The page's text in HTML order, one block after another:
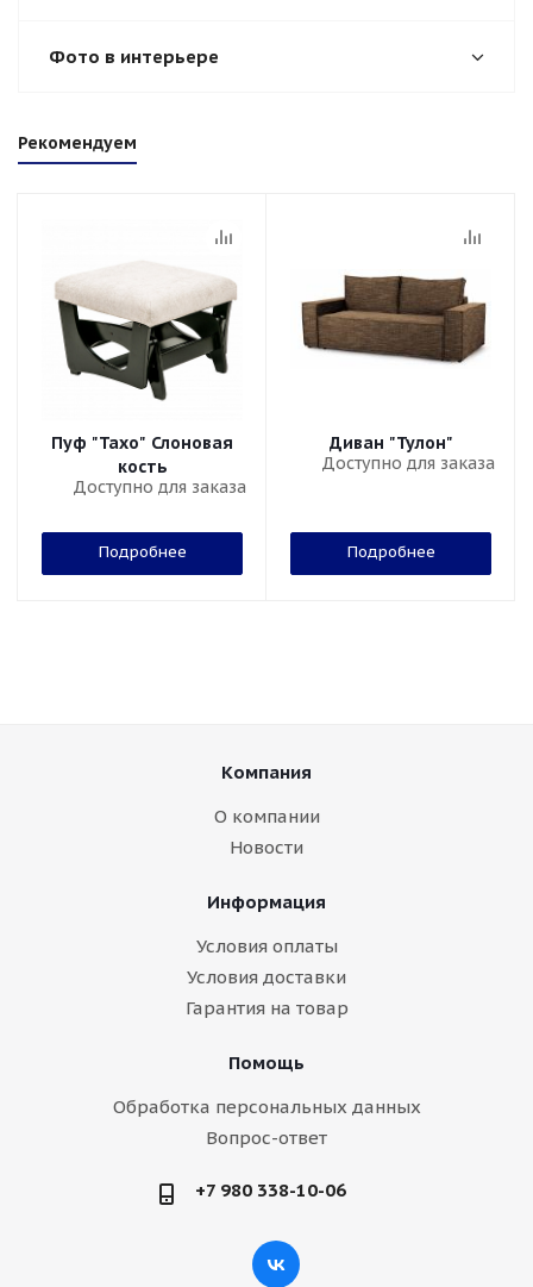
Фото в интерьере
Рекомендуем
Пуф "Тахо" Слоновая
кость
Доступно для заказа
Подробнее
Диван "Тулон"
Доступно для заказа
Подробнее
Компания
О компании
Новости
Информация
Условия оплаты
Условия доставки
Гарантия на товар
Помощь
Обработка персональных данных
Вопрос-ответ
+7 980 338-10-06